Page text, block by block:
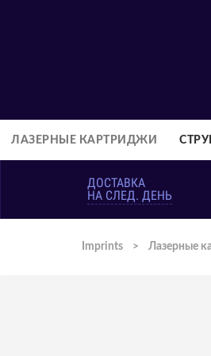
ЛАЗЕРНЫЕ КАРТРИДЖИ
ДОСТАВКА
НА СЛЕД. ДЕНЬ
Imprints > Лазерные